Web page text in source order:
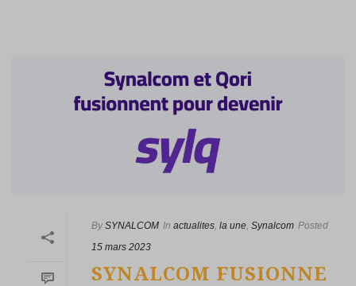
By SYNALCOM In actualites, la une, Synalcom Posted
15 mars 2023
SYNALCOM FUSIONNE